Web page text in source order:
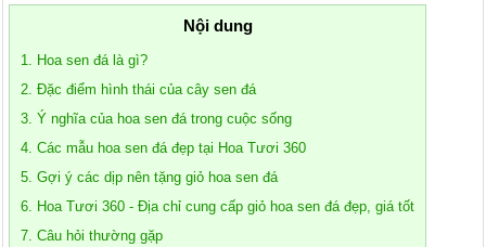
Nội dung
1. Hoa sen đá là gì?
2. Đặc điểm hình thái của cây sen đá
3. Ý nghĩa của hoa sen đá trong cuộc sống
4. Các mẫu hoa sen đá đẹp tại Hoa Tươi 360
5. Gợi ý các dịp nên tặng giỏ hoa sen đá
6. Hoa Tươi 360 - Địa chỉ cung cấp giỏ hoa sen đá đẹp, giá tốt
7. Câu hỏi thường gặp